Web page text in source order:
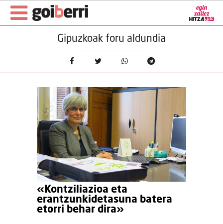
Gipuzkoak foru aldundia
«Kontziliazioa eta
erantzunkidetasuna batera
etorri behar dira»